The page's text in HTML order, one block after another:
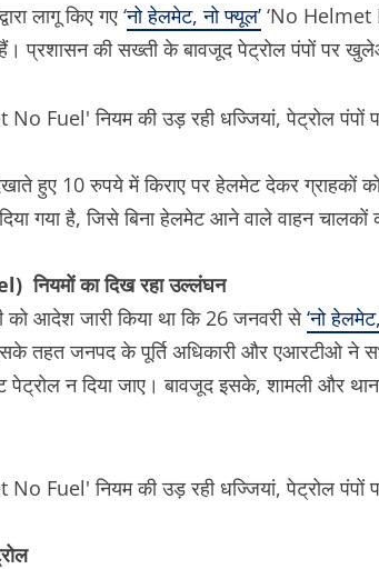
लागू किए गए ‘नो हेलमेट, नो फ्यूल’ ‘No Helmet
प्रशासन की सख्ती के बावजूद पेट्रोल पंपों पर
हुए 10 रुपये में किराए पर हेलमेट देकर ग्राहकों
दिया गया है, जिसे बिना हेलमेट आने वाले वाहन
का दिख रहा उल्लंघन
आदेश जारी किया था कि 26 जनवरी से‘नो
तहत जनपद के पूर्ति अधिकारी और एआरटीओ ने
न दिया जाए। बावजूद इसके, शामली और